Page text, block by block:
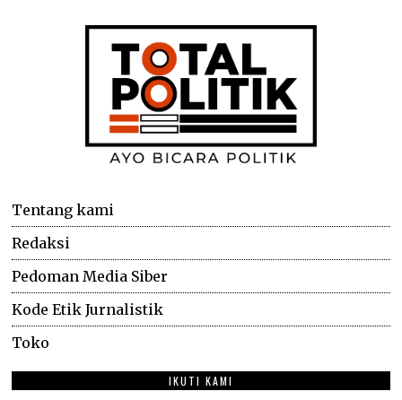
Tentang kami
Redaksi
Pedoman Media Siber
Kode Etik Jurnalistik
Toko
IKUTI KAMI